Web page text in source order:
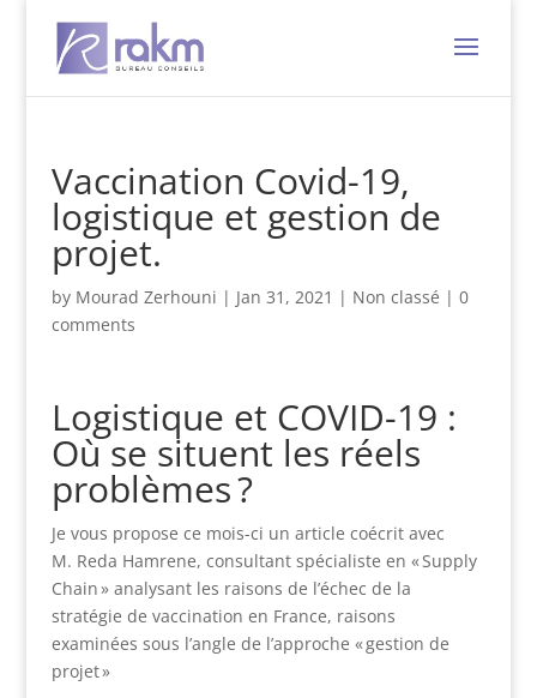
Vaccination Covid-19,
logistique et gestion de
projet.
by Mourad Zerhouni | Jan 31, 2021 | Non classé | 0
comments
Logistique et COVID-19 :
Où se situent les réels
problèmes ?
Je vous propose ce mois-ci un article coécrit avec
M. Reda Hamrene, consultant spécialiste en « Supply
Chain » analysant les raisons de l’échec de la
stratégie de vaccination en France, raisons
examinées sous l’angle de l’approche « gestion de
projet »